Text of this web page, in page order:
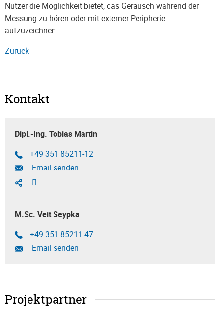
Nutzer die Möglichkeit bietet, das Geräusch während der
Messung zu hören oder mit externer Peripherie
aufzuzeichnen.
Zurück
Kontakt
Dipl.-Ing. Tobias Martin
+49 351 85211-12
Email senden
M.Sc. Veit Seypka
+49 351 85211-47
Email senden
Projektpartner